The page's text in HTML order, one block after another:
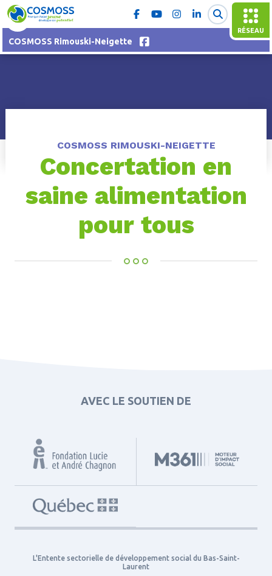
RÉSEAU
COSMOSS Rimouski-Neigette
COSMOSS RIMOUSKI-NEIGETTE
Concertation en
saine alimentation
pour tous
AVEC LE SOUTIEN DE
L'Entente sectorielle de développement social du Bas-Saint-
Laurent